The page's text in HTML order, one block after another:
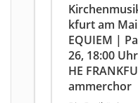
kfurt am
EQUIEM |
26, 18:00
HE
ammerchor